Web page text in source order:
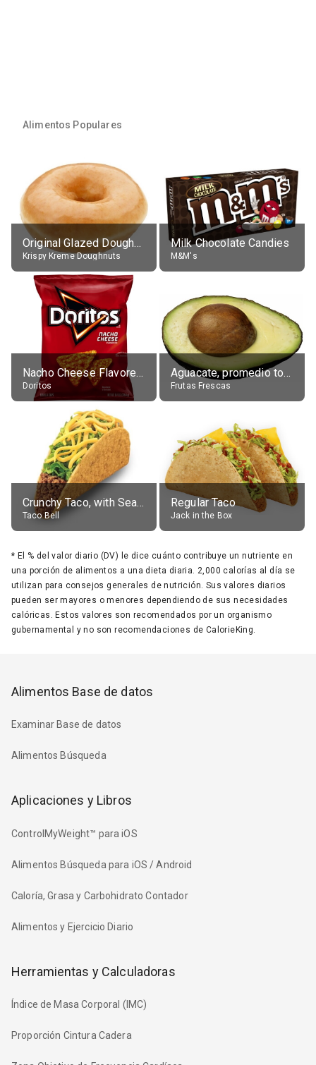
Alimentos Populares
Original Glazed Doughnut
Krispy Kreme Doughnuts
Milk Chocolate Candies
M&M's
Nacho Cheese Flavored Tortilla Chips
Doritos
Aguacate, promedio todos variedades, crudo
Frutas Frescas
Crunchy Taco, with Seasoned Beef
Taco Bell
Regular Taco
Jack in the Box
* El % del valor diario (DV) le dice cuánto contribuye un nutriente en
una porción de alimentos a una dieta diaria. 2,000 calorías al día se
utilizan para consejos generales de nutrición. Sus valores diarios
pueden ser mayores o menores dependiendo de sus necesidades
calóricas. Estos valores son recomendados por un organismo
gubernamental y no son recomendaciones de CalorieKing.
Alimentos Base de datos
Examinar Base de datos
Alimentos Búsqueda
Aplicaciones y Libros
ControlMyWeight™ para iOS
Alimentos Búsqueda para iOS / Android
Caloría, Grasa y Carbohidrato Contador
Alimentos y Ejercicio Diario
Herramientas y Calculadoras
Índice de Masa Corporal (IMC)
Proporción Cintura Cadera